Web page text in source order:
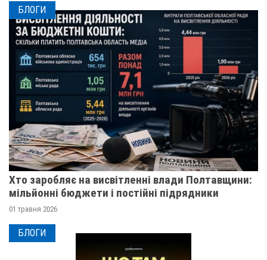
БЛОГИ
Хто заробляє на висвітленні влади Полтавщини:
мільйонні бюджети і постійні підрядники
01 травня 2026
БЛОГИ